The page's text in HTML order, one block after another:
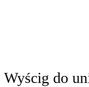
Wyścig do